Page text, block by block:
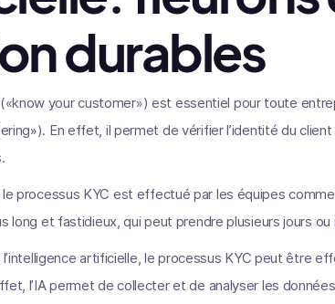
durables
your customer») est essentiel pour toute
En effet, il permet de vérifier l’identité du client
processus KYC est effectué par les équipes
long et fastidieux, qui peut prendre plusieurs jours
l’intelligence artificielle, le processus KYC peut être
l’IA permet de collecter et de analyser les